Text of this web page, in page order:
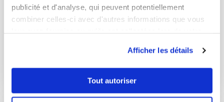
publicité et d'analyse, qui peuvent potentiellement
combiner celles-ci avec d'autres informations que vous
Afficher les détails
Tout autoriser
emilie-lycy